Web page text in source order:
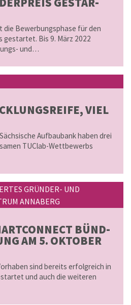
die Bewerbungsphase für den
gestartet. Bis 9. März 2022
und…
VIEL P
Aufbaubank haben drei
TUClab-Wettbewerbs
GRÜNDER- UND
ANNABERG
BÜND­
AM 5. OK­TO­BER
sind bereits erfolgreich in
und auch die weiteren